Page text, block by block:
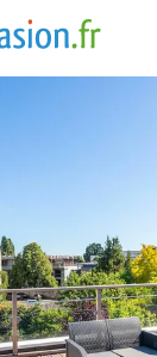
Avis des voyageurs